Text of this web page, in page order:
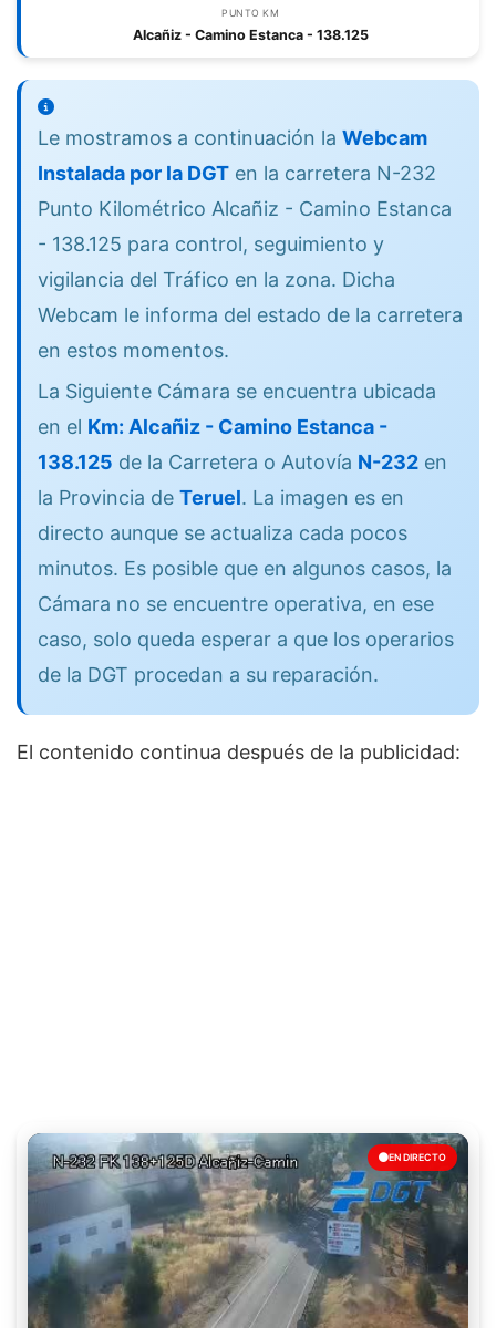
PUNTO KM
Alcañiz - Camino Estanca - 138.125
Le mostramos a continuación la Webcam
Instalada por la DGT en la carretera N-232
Punto Kilométrico Alcañiz - Camino Estanca
- 138.125 para control, seguimiento y
vigilancia del Tráfico en la zona. Dicha
Webcam le informa del estado de la carretera
en estos momentos.
La Siguiente Cámara se encuentra ubicada
en el Km: Alcañiz - Camino Estanca -
138.125 de la Carretera o Autovía N-232 en
la Provincia de Teruel. La imagen es en
directo aunque se actualiza cada pocos
minutos. Es posible que en algunos casos, la
Cámara no se encuentre operativa, en ese
caso, solo queda esperar a que los operarios
de la DGT procedan a su reparación.
El contenido continua después de la publicidad:
EN DIRECTO